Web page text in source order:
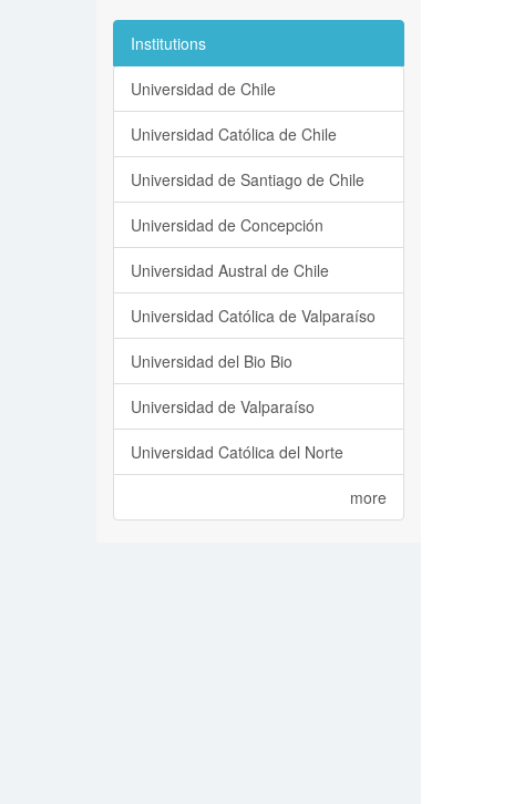
Institutions
Universidad de Chile
Universidad Católica de Chile
Universidad de Santiago de Chile
Universidad de Concepción
Universidad Austral de Chile
Universidad Católica de Valparaíso
Universidad del Bio Bio
Universidad de Valparaíso
Universidad Católica del Norte
more